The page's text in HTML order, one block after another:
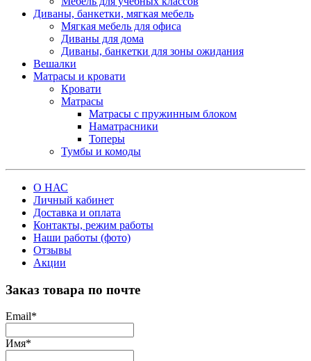
Диваны, банкетки, мягкая мебель
Мягкая мебель для офиса
Диваны для дома
Диваны, банкетки для зоны ожидания
Вешалки
Матрасы и кровати
Кровати
Матрасы
Матрасы с пружинным блоком
Наматрасники
Топеры
Тумбы и комоды
О НАС
Личный кабинет
Доставка и оплата
Контакты, режим работы
Наши работы (фото)
Отзывы
Акции
Заказ товара по почте
Email*
Имя*